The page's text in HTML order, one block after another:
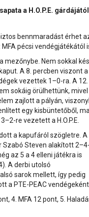
a H.O.P.E.
bennmaradást érhet
pécsi vendégjátékától
mezőnybe. Nem sokkal
A 8. percben viszont a
vezettek 1–0-ra. A 12.
sokáig örülhettünk, mivel
zajlott a pályán,
egy kisbüntetőből,
re vezetett a H.O.P.E.
a kapufáról szögletre. A
Szabó Steven alakított
az 5 a 4 elleni játékra is
A derbi utolsó
sarok mellett, így pedig
a PTE-PEAC vendégeként.
4. MFA 12 pont, 5.